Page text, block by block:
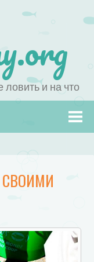
ловить и на что